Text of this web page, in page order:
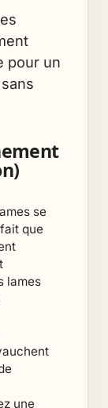
pour un
se
que
lames
une